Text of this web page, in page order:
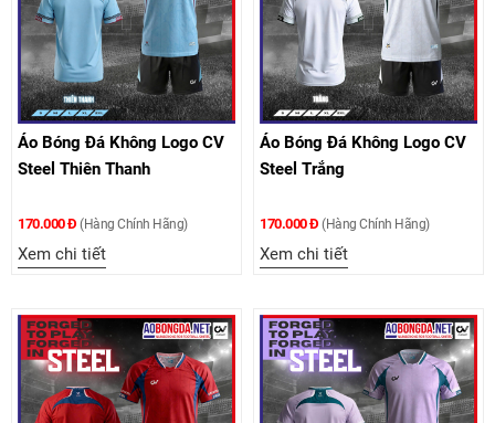
Áo Bóng Đá Không Logo CV
Steel Thiên Thanh
170.000 Đ (Hàng Chính Hãng)
Xem chi tiết
Áo Bóng Đá Không Logo CV
Steel Trắng
170.000 Đ (Hàng Chính Hãng)
Xem chi tiết